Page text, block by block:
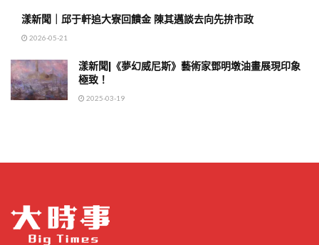
漾新聞｜邱于軒追大寮回饋金 陳其邁談去向先拚市政
2026-05-21
漾新聞|《夢幻威尼斯》藝術家鄧明墩油畫展現印象
極致！
2025-03-19